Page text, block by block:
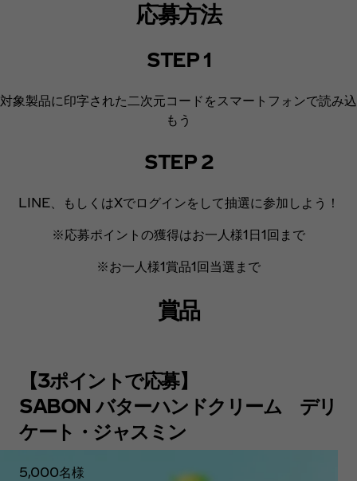
応募方法
STEP 1
対象製品に印字された二次元コードをスマートフォンで読み込
もう
STEP 2
LINE、もしくはXでログインをして抽選に参加しよう！
※応募ポイントの獲得はお一人様1日1回まで
※お一人様1賞品1回当選まで
賞品
【3ポイントで応募】
SABON バターハンドクリーム デリ
ケート・ジャスミン
5,000名様